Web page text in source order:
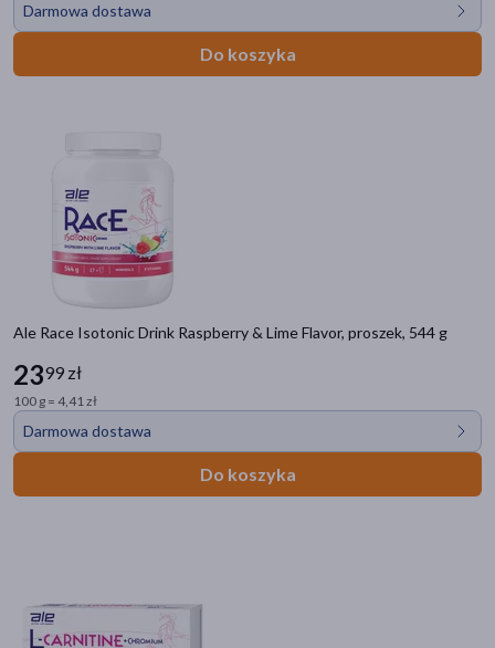
Darmowa dostawa
Do koszyka
Ale Race Isotonic Drink Raspberry & Lime Flavor, proszek, 544 g
2399 zł
100 g = 4,41 zł
Darmowa dostawa
Do koszyka